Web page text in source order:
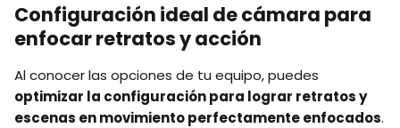
Configuración ideal de cámara para
enfocar retratos y acción
Al conocer las opciones de tu equipo, puedes
optimizar la configuración para lograr retratos y
escenas en movimiento perfectamente enfocados.